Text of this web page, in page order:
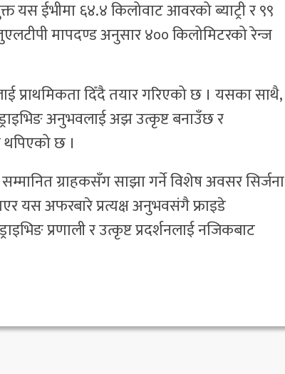
यस ईभीमा ६४.४ किलोवाट आवरको ब्याट्री र ९९
मापदण्ड अनुसार ४०० किलोमिटरको रेन्ज
प्राथमिकता दिँदै तयार गरिएको छ । यसका साथै,
अनुभवलाई अझ उत्कृष्ट बनाउँछ र
छ ।
ग्राहकसँग साझा गर्ने विशेष अवसर सिर्जना
यस अफरबारे प्रत्यक्ष अनुभवसंगै फ्राइडे
प्रणाली र उत्कृष्ट प्रदर्शनलाई नजिकबाट